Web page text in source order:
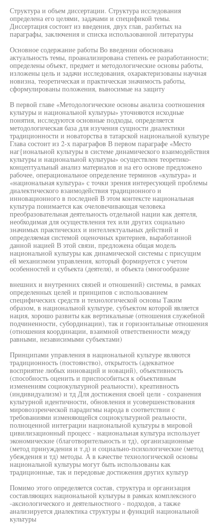
Структура и объем диссертации. Структура исследования
определена его целями, задачами и спецификой темы.
Диссертация состоит из введения, двух глав, разбитых на
параграфы, заключения и списка использованной литературы
Основное содержание работы Во введении обоснована
актуальность темы, проанализирована степень ее разработанности;
определены объект, предмет и методологические основы работы,
изложены цель и задачи исследования, охарактеризованы научная
новизна, теоретическая и практическая значимость работы,
сформулированы положения, выносимые на защиту
В первой главе «Методологические основы анализа соотношения
культуры и национальной культуры» уточняются исходные
понятия, исследуются основные подходы, определяется
методологическая база для изучения сущности диалектики
традиционности и новаторства в татарской национальной культуре
Глава состоит из 2-х параграфов В первом параграфе «Место
наг{иональной культуры в системе динамического взаимодействия
культуры и национальной культуры» осуществлен теоретико-
концептуальный анализ материалов и на его основе предложено
рабочее, операциональное определение терминов «культура» и
«национальная культура» с точки зрения интересующей проблемы
диалектического взаимодействия традиционного и
инновационного в последней В этом контексте национальная
культура понимается как очеловечивающая человека
преобразовательная деятельность отдельной нации как деятеля,
необходимая для осуществления тех или других социально
значимых практических и интеллектуальных действий и
определяемая системой оценочных критериев, выработанной
данной нацией В этой связи, предложена общая модель
национальной культуры как динамической системы с присущим
ей механизмом управления, который формируется с учетом
особенностей и субъекта (деятеля), и объекта (многообразие
внешних и внутренних связей и отношений) системы, в рамках
определенных целей и принципов с использованием
специфических средств и технологической основы Таким
образом, в национальной культуре, субъектом которой является
нация, хорошо развиты как вертикальные (отношения служебной
подчиненности, субординации), так и горизонтальные отношения
(отношения координации, взаимной ответственности между
равными, независимыми субъектами)
Принципами управления в национальной культуре являются
традиционность (постоянство), открытость (адекватное
восприятие любых инноваций и новаций), объективность
(способность оценить и приспособиться к объективным
изменениям социокультурной реальности), креативность
(индивидуализм) и тд Для достижения своей цели - сохранения
культурной идентичности, обновления и усовершенствования
мировоззренческой парадигмы народа в соответствии с
требованиями изменяющейся социокультурной реальности,
полноценной интеграции национальной культуры в мировой
цивилизационный процесс - национальная культура использует
экономические (благотворительность и тд), организационные
(метод принуждения и т.д) и социально-психологические (метод
убеждения и тд) методы. А в качестве технологической основы
национальной культуры могут быть использованы как
традиционные, так и передовые достижения других культур
Помимо этого определяется состав, структура и организация
составляющих национальной культуры в рамках комплексного
-аксиологического и деятельностного - подходов, а также
анализируется диалектика структуры и функций национальной
культуры